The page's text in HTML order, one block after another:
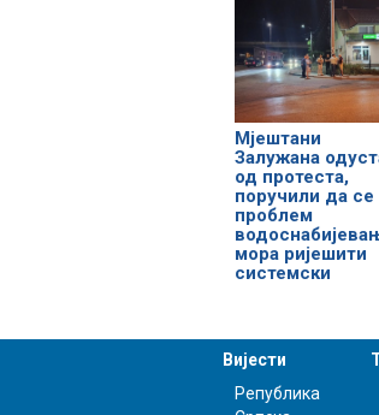
Мјештани
Залужана
од протеста,
поручили да се
проблем
мора ријешити
системски
Вијести
Република